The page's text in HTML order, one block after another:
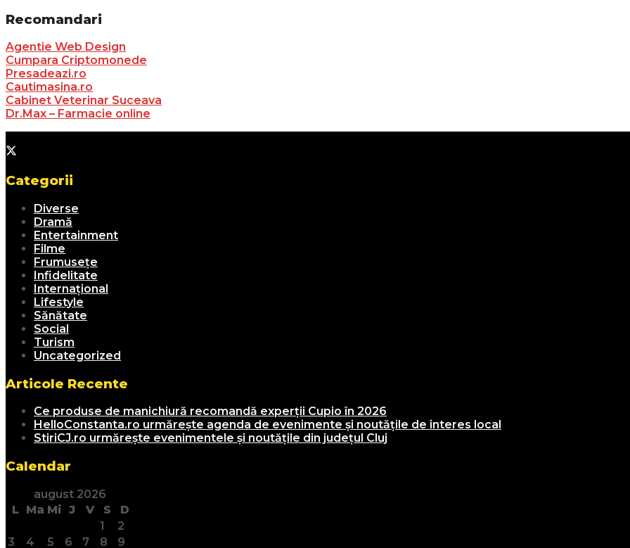
Recomandari
Agentie Web Design
Cumpara Criptomonede
Presadeazi.ro
Cautimasina.ro
Cabinet Veterinar Suceava
Dr.Max – Farmacie online
Categorii
Diverse
Dramă
Entertainment
Filme
Frumusețe
Infidelitate
Internațional
Lifestyle
Sănătate
Social
Turism
Uncategorized
Articole Recente
Ce produse de manichiură recomandă experții Cupio în 2026
HelloConstanta.ro urmărește agenda de evenimente și noutățile de interes local
StiriCJ.ro urmărește evenimentele și noutățile din județul Cluj
Calendar
august 2026
L Ma Mi J V S
D
1
2
3
4 5 6 7 8
9